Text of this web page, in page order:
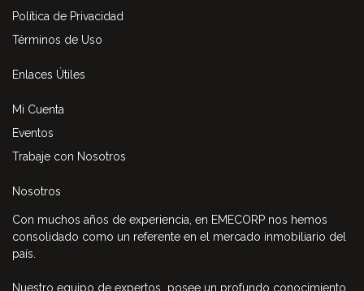
Política de Privacidad
Términos de Uso
Enlaces Útiles
Mi Cuenta
Eventos
Trabaje con Nosotros
Nosotros
Con muchos años de experiencia, en EMECORP nos hemos
consolidado como un referente en el mercado inmobiliario del
país.
Nuestro equipo de expertos posee un profundo conocimiento